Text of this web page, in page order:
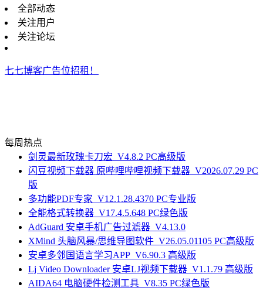
全部动态
关注用户
关注论坛
七七博客广告位招租！
每周热点
剑灵最新玫瑰卡刀宏_V4.8.2 PC高级版
闪豆视频下载器 原哔哩哔哩视频下载器_V2026.07.29 PC
版
多功能PDF专家_V12.1.28.4370 PC专业版
全能格式转换器_V17.4.5.648 PC绿色版
AdGuard 安卓手机广告过滤器_V4.13.0
XMind 头脑风暴/思维导图软件_V26.05.01105 PC高级版
安卓多邻国语言学习APP_V6.90.3 高级版
Lj Video Downloader 安卓LJ视频下载器_V1.1.79 高级版
AIDA64 电脑硬件检测工具_V8.35 PC绿色版